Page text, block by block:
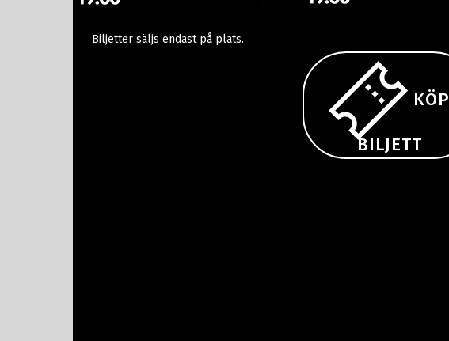
Biljetter säljs endast på plats.
KÖP
BILJETT